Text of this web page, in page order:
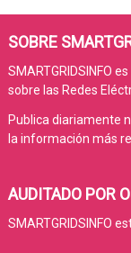
SOBRE
SMARTGRIDSINFO
sobre las Redes
Publica diariamente
la información más
AUDITADO POR
SMARTGRIDSINFO